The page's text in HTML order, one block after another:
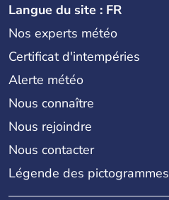
Langue du site : FR
Nos experts météo
Certificat d'intempéries
Alerte météo
Nous connaître
Nous rejoindre
Nous contacter
Légende des pictogrammes